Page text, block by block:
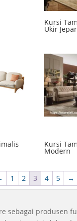
Kursi
Ukir
Kursi
Modern
1 2 3 4 5 →
sebagai produsen